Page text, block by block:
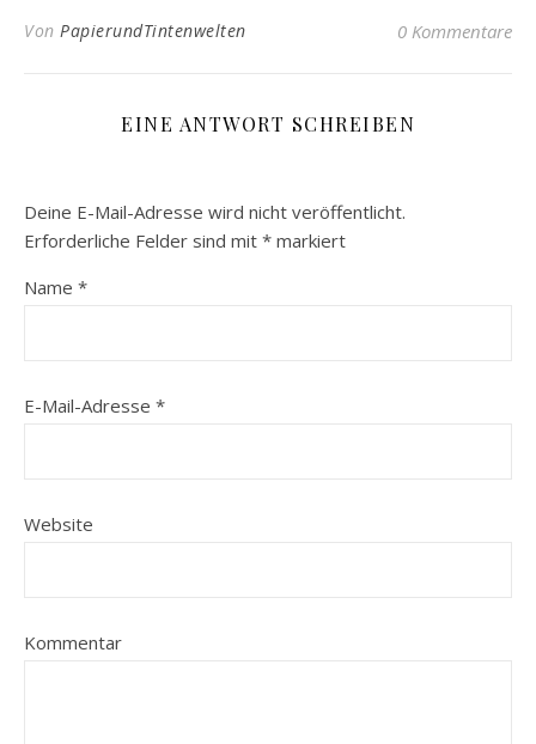
Von PapierundTintenwelten 0 Kommentare
EINE ANTWORT SCHREIBEN
Deine E-Mail-Adresse wird nicht veröffentlicht.
Erforderliche Felder sind mit * markiert
Name *
E-Mail-Adresse *
Website
Kommentar